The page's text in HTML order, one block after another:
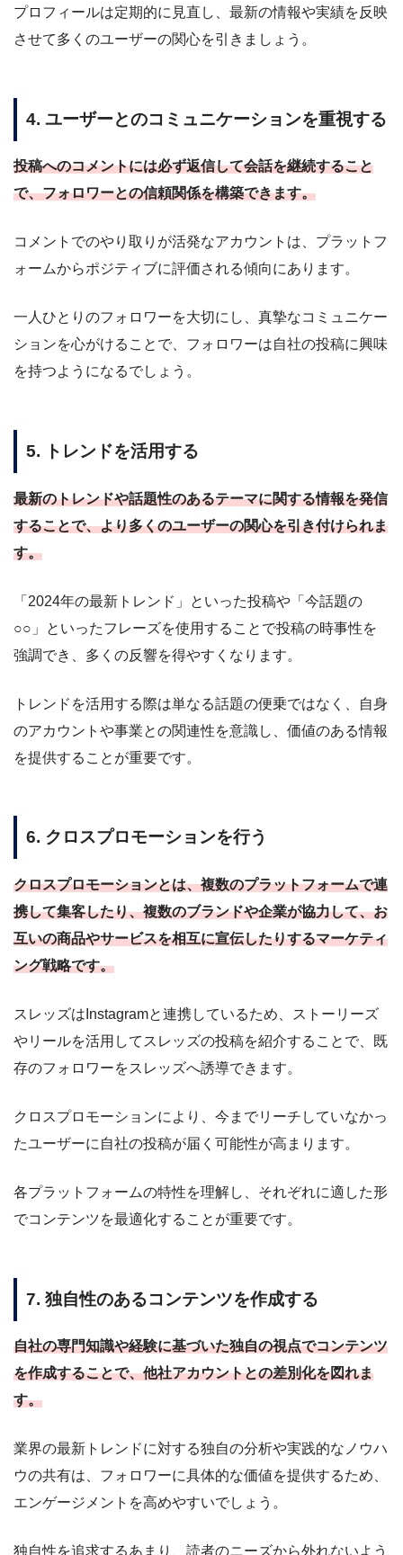
プロフィールは定期的に見直し、最新の情報や実績を反映
させて多くのユーザーの関心を引きましょう。
4. ユーザーとのコミュニケーションを重視する
投稿へのコメントには必ず返信して会話を継続すること
で、フォロワーとの信頼関係を構築できます。
コメントでのやり取りが活発なアカウントは、プラットフ
ォームからポジティブに評価される傾向にあります。
一人ひとりのフォロワーを大切にし、真摯なコミュニケー
ションを心がけることで、フォロワーは自社の投稿に興味
を持つようになるでしょう。
5. トレンドを活用する
最新のトレンドや話題性のあるテーマに関する情報を発信
することで、より多くのユーザーの関心を引き付けられま
す。
「2024年の最新トレンド」といった投稿や「今話題の
○○」といったフレーズを使用することで投稿の時事性を
強調でき、多くの反響を得やすくなります。
トレンドを活用する際は単なる話題の便乗ではなく、自身
のアカウントや事業との関連性を意識し、価値のある情報
を提供することが重要です。
6. クロスプロモーションを行う
クロスプロモーションとは、複数のプラットフォームで連
携して集客したり、複数のブランドや企業が協力して、お
互いの商品やサービスを相互に宣伝したりするマーケティ
ング戦略です。
スレッズはInstagramと連携しているため、ストーリーズ
やリールを活用してスレッズの投稿を紹介することで、既
存のフォロワーをスレッズへ誘導できます。
クロスプロモーションにより、今までリーチしていなかっ
たユーザーに自社の投稿が届く可能性が高まります。
各プラットフォームの特性を理解し、それぞれに適した形
でコンテンツを最適化することが重要です。
7. 独自性のあるコンテンツを作成する
自社の専門知識や経験に基づいた独自の視点でコンテンツ
を作成することで、他社アカウントとの差別化を図れま
す。
業界の最新トレンドに対する独自の分析や実践的なノウハ
ウの共有は、フォロワーに具体的な価値を提供するため、
エンゲージメントを高めやすいでしょう。
独自性を追求するあまり、読者のニーズから外れないよう